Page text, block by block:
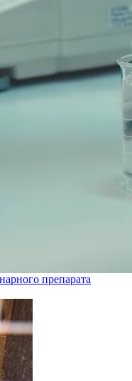
препарата